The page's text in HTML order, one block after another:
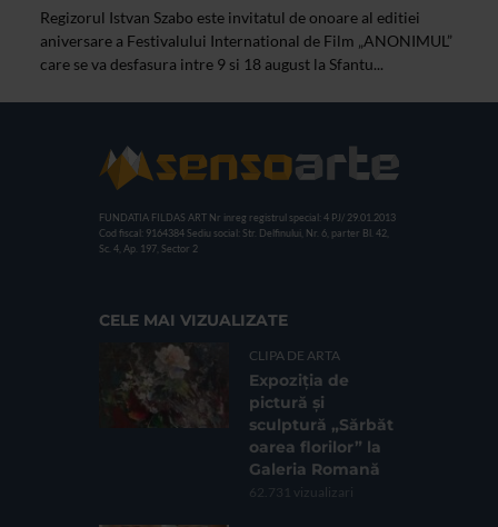
Regizorul Istvan Szabo este invitatul de onoare al editiei
aniversare a Festivalului International de Film „ANONIMUL”
care se va desfasura intre 9 si 18 august la Sfantu...
FUNDATIA FILDAS ART Nr inreg registrul special: 4 PJ/ 29.01.2013
Cod fiscal: 9164384 Sediu social: Str. Delfinului, Nr. 6, parter Bl. 42,
Sc. 4, Ap. 197, Sector 2
CELE MAI VIZUALIZATE
CLIPA DE ARTA
Expoziția de
pictură și
sculptură „Sărbăt
oarea florilor” la
Galeria Romană
62.731 vizualizari